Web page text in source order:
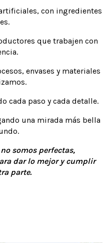
con ingredientes
que trabajen con
envases y materiales
cada paso y cada detalle.
una mirada más bella
somos perfectas,
dar lo mejor y cumplir
parte.